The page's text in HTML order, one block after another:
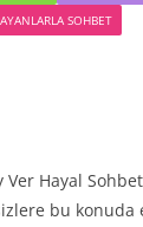
SOHBET
Ver Hayal Sohbet
bu konuda